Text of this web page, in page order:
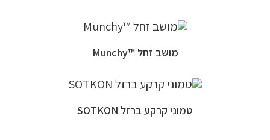
מושב זחל ™Munchy
טמוני קרקע ברזל SOTKON